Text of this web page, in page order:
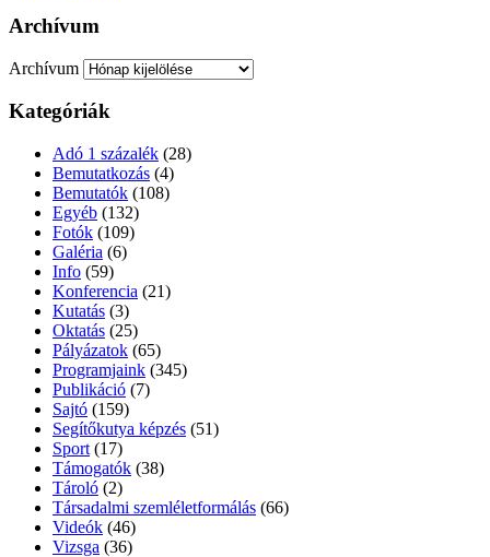
Archívum
Archívum
Kategóriák
Adó 1 százalék (28)
Bemutatkozás (4)
Bemutatók (108)
Egyéb (132)
Fotók (109)
Galéria (6)
Info (59)
Konferencia (21)
Kutatás (3)
Oktatás (25)
Pályázatok (65)
Programjaink (345)
Publikáció (7)
Sajtó (159)
Segítőkutya képzés (51)
Sport (17)
Támogatók (38)
Tároló (2)
Társadalmi szemléletformálás (66)
Videók (46)
Vizsga (36)